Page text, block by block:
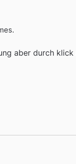
aber durch